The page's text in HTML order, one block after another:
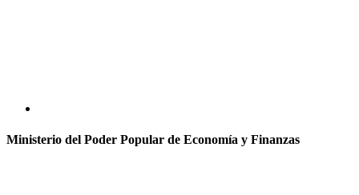
Ministerio del Poder Popular de Economía y Finanzas